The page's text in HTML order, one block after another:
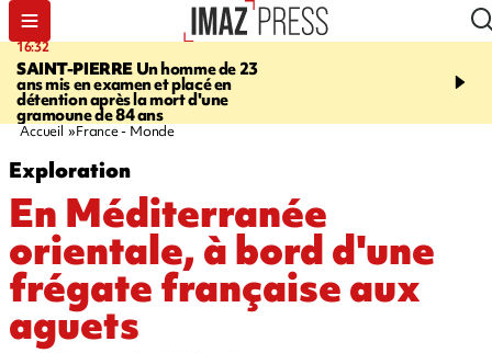
16:32
SAINT-PIERREUn homme de 23
ans mis en examen et placé en
détention après la mort d'une
gramoune de 84 ans
21:08
et Turquie scellent un
Accueil France - Monde
Exploration
En Méditerranée
orientale, à bord d'une
frégate française aux
aguets